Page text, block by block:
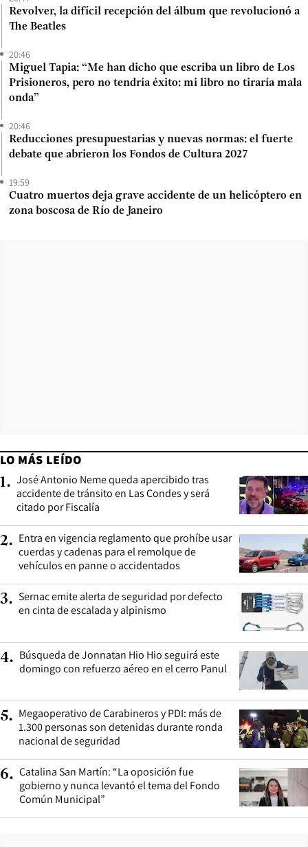
Revolver, la difícil recepción del álbum que revolucionó a
The Beatles
20:46
Miguel Tapia: “Me han dicho que escriba un libro de Los
Prisioneros, pero no tendría éxito: mi libro no tiraría mala
onda”
20:46
Reducciones presupuestarias y nuevas normas: el fuerte
debate que abrieron los Fondos de Cultura 2027
19:59
Cuatro muertos deja grave accidente de un helicóptero en
zona boscosa de Río de Janeiro
LO MÁS LEÍDO
1. José Antonio Neme queda apercibido tras
accidente de tránsito en Las Condes y será
citado por Fiscalía
2. Entra en vigencia reglamento que prohíbe usar
cuerdas y cadenas para el remolque de
vehículos en panne o accidentados
3. Sernac emite alerta de seguridad por defecto
en cinta de escalada y alpinismo
4. Búsqueda de Jonnatan Hio Hio seguirá este
domingo con refuerzo aéreo en el cerro Panul
5. Megaoperativo de Carabineros y PDI: más de
1.300 personas son detenidas durante ronda
nacional de seguridad
6. Catalina San Martín: “La oposición fue
gobierno y nunca levantó el tema del Fondo
Común Municipal”